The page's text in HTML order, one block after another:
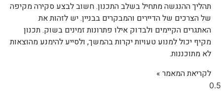
תהליך ההנגשה מתחיל בשלב התכנון. חשוב לבצע סקירה מקיפה
של הצרכים של הדיירים והמבקרים בבניין. יש לזהות את
האתגרים הקיימים ולבדוק אילו פתרונות זמינים בשוק. תכנון
מקיף יכול למנוע טעויות יקרות בהמשך, ולסייע להימנע מהוצאות
לא מתוכננות.
לקריאת המאמר »